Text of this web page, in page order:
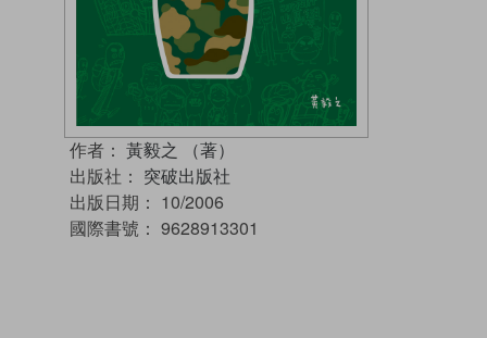
作者： 黃毅之 （著）
出版社： 突破出版社
出版日期： 10/2006
國際書號： 9628913301